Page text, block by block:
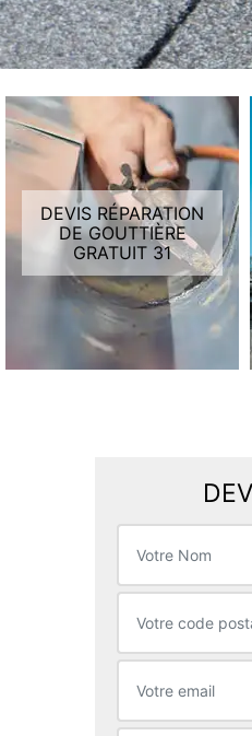
DEVIS RÉPARATION
DE GOUTTIÈRE
GRATUIT 31